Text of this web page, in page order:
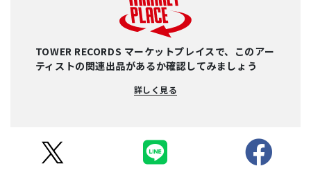
TOWER RECORDS マーケットプレイスで、このアー
ティストの関連出品があるか確認してみましょう
詳しく見る